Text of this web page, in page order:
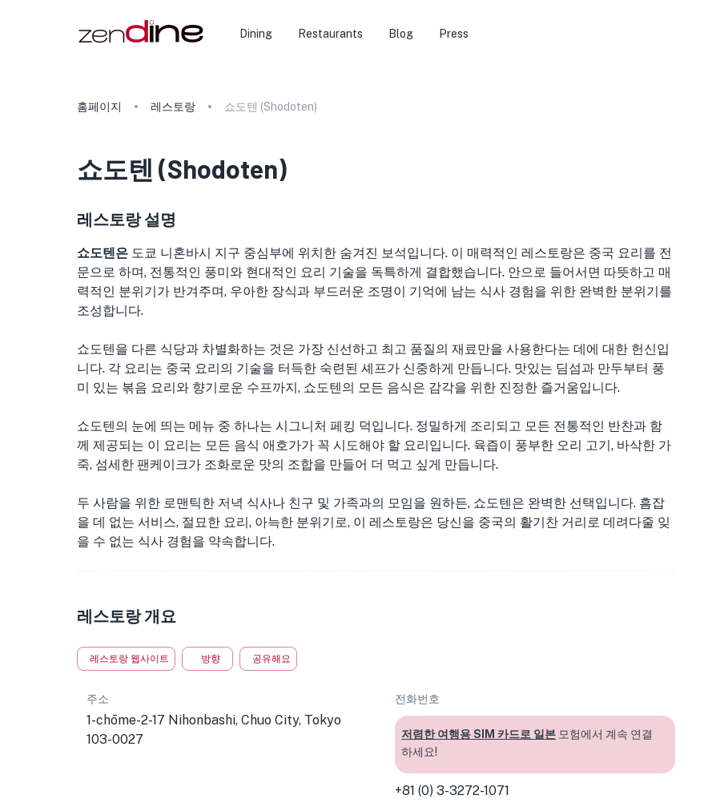
Dining Restaurants Blog Press
홈페이지 레스토랑 쇼도텐 (Shodoten)
쇼도텐 (Shodoten)
레스토랑 설명
쇼도텐은 도쿄 니혼바시 지구 중심부에 위치한 숨겨진 보석입니다. 이 매력적인 레스토랑은 중국 요리를 전
문으로 하며, 전통적인 풍미와 현대적인 요리 기술을 독특하게 결합했습니다. 안으로 들어서면 따뜻하고 매
력적인 분위기가 반겨주며, 우아한 장식과 부드러운 조명이 기억에 남는 식사 경험을 위한 완벽한 분위기를
조성합니다.
쇼도텐을 다른 식당과 차별화하는 것은 가장 신선하고 최고 품질의 재료만을 사용한다는 데에 대한 헌신입
니다. 각 요리는 중국 요리의 기술을 터득한 숙련된 셰프가 신중하게 만듭니다. 맛있는 딤섬과 만두부터 풍
미 있는 볶음 요리와 향기로운 수프까지, 쇼도텐의 모든 음식은 감각을 위한 진정한 즐거움입니다.
쇼도텐의 눈에 띄는 메뉴 중 하나는 시그니처 페킹 덕입니다. 정밀하게 조리되고 모든 전통적인 반찬과 함
께 제공되는 이 요리는 모든 음식 애호가가 꼭 시도해야 할 요리입니다. 육즙이 풍부한 오리 고기, 바삭한 가
죽, 섬세한 팬케이크가 조화로운 맛의 조합을 만들어 더 먹고 싶게 만듭니다.
두 사람을 위한 로맨틱한 저녁 식사나 친구 및 가족과의 모임을 원하든, 쇼도텐은 완벽한 선택입니다. 흠잡
을 데 없는 서비스, 절묘한 요리, 아늑한 분위기로, 이 레스토랑은 당신을 중국의 활기찬 거리로 데려다줄 잊
을 수 없는 식사 경험을 약속합니다.
레스토랑 개요
레스토랑 웹사이트 방향 공유해요
주소
1-chōme-2-17 Nihonbashi, Chuo City, Tokyo
103-0027
전화번호
저렴한 여행용 SIM 카드로 일본 모험에서 계속 연결
하세요!
+81 (0) 3-3272-1071